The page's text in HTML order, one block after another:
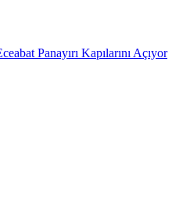
Panayırı Kapılarını Açıyor